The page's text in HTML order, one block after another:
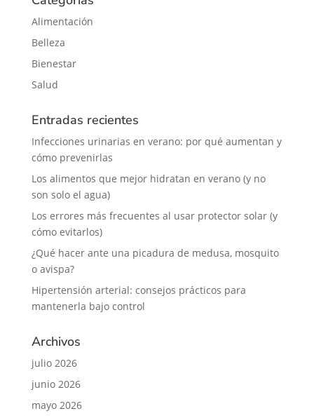
Alimentación
Belleza
Bienestar
Salud
Entradas recientes
Infecciones urinarias en verano: por qué aumentan y
cómo prevenirlas
Los alimentos que mejor hidratan en verano (y no
son solo el agua)
Los errores más frecuentes al usar protector solar (y
cómo evitarlos)
¿Qué hacer ante una picadura de medusa, mosquito
o avispa?
Hipertensión arterial: consejos prácticos para
mantenerla bajo control
Archivos
julio 2026
junio 2026
mayo 2026